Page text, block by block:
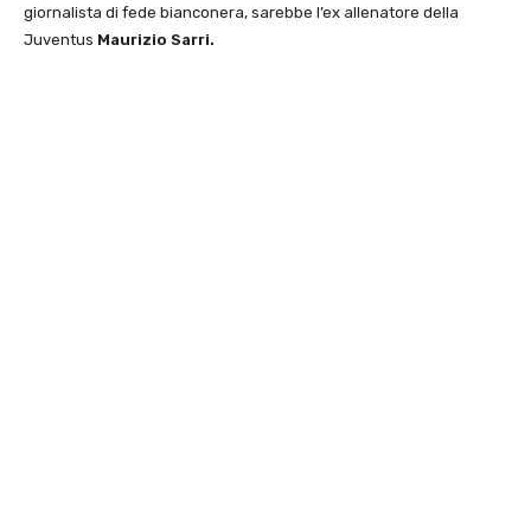
giornalista di fede bianconera, sarebbe l’ex allenatore della
Juventus Maurizio Sarri.